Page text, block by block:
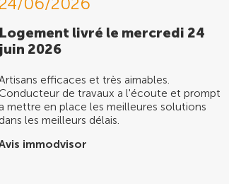
Logement livré le mercredi 24
juin 2026
efficaces et très aimables.
Conducteur de travaux a l'écoute et prompt
a mettre en place les meilleures solutions
dans les meilleurs délais.
immodvisor